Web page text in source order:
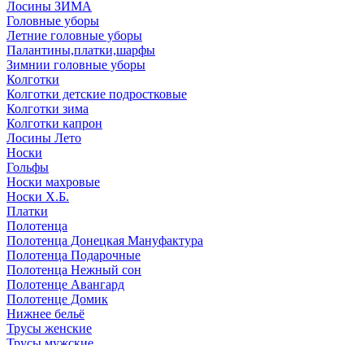
Лосины ЗИМА
Головные уборы
Летние головные уборы
Палантины,платки,шарфы
Зимнии головные уборы
Колготки
Колготки детские подростковые
Колготки зима
Колготки капрон
Лосины Лето
Носки
Гольфы
Носки махровые
Носки Х.Б.
Платки
Полотенца
Полотенца Донецкая Мануфактура
Полотенца Подарочные
Полотенца Нежный сон
Полотенце Авангард
Полотенце Домик
Нижнее бельё
Трусы женские